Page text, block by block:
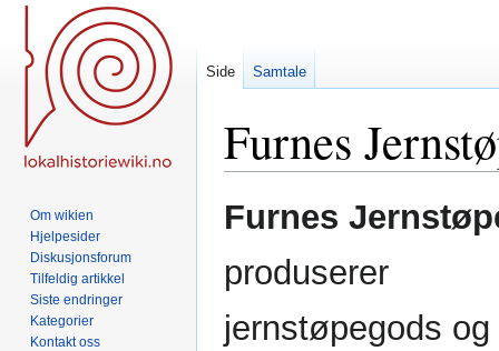
Furnes
Hopp
til
Hopp
til
Furnes
produserer
jernstøpegods og
Side Samtale
Om wikien
Hjelpesider
Diskusjonsforum
Tilfeldig artikkel
Siste endringer
Kategorier
Kontakt oss